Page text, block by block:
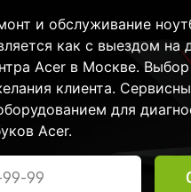
и обслуживание
как с выездом на
Acer в Москве. Выбор
клиента.
для
Acer.